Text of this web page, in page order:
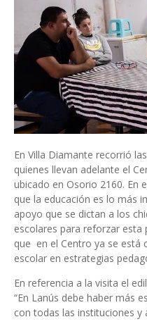
En Villa Diamante recorrió
quienes llevan adelante el
ubicado en Osorio 2160. En
que la educación es lo más
apoyo que se dictan a los
escolares para reforzar esta
que en el Centro ya se está
escolar en estrategias
En referencia a la visita el
“En Lanús debe haber más
con todas las instituciones y